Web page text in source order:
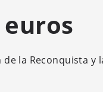
la Reconquista y